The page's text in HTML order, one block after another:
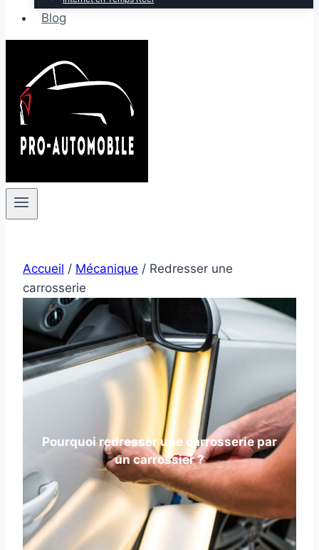
Blog
Accueil / Mécanique / Redresser une
carrosserie
Pourquoi redresser une carrosserie par
un carrossier ?